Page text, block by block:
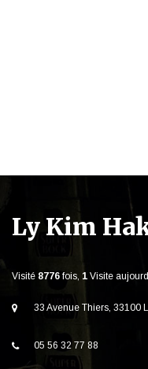
Ly Kim
Visité 8776 fois, 1 Visite
33 Avenue Thiers, 33100
05 56 32 77 88